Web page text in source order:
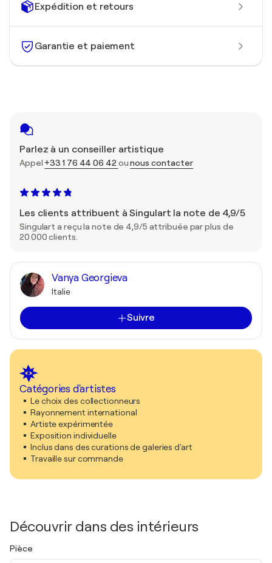
Expédition et retours
Garantie et paiement
Parlez à un conseiller artistique
Appel +33 1 76 44 06 42 ounous contacter
Les clients attribuent à Singulart la note de 4,9/5
Singulart a reçu la note de 4,9/5 attribuée par plus de
20 000 clients.
Vanya Georgieva
Italie
Suivre
Catégories d'artistes
Le choix des collectionneurs
Rayonnement international
Artiste expérimentée
Exposition individuelle
Inclus dans des curations de galeries d'art
Travaille sur commande
Découvrir dans des intérieurs
Pièce